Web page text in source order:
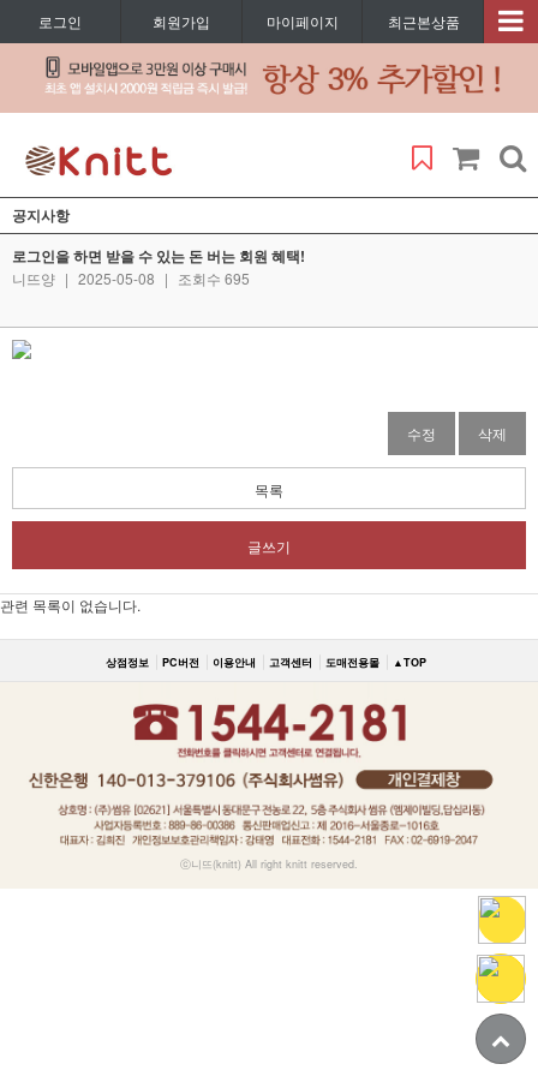
로그인 회원가입 마이페이지 최근본상품
공지사항
로그인을 하면 받을 수 있는 돈 버는 회원 혜택!
니뜨양 | 2025-05-08 | 조회수 695
수정 삭제
목록
글쓰기
관련 목록이 없습니다.
상점정보 PC버전 이용안내 고객센터 도매전용몰 ▲TOP
ⓒ니뜨(knitt) All right knitt reserved.